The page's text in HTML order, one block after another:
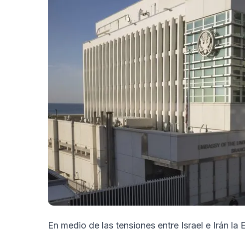
En medio de las tensiones entre Israel e Irán